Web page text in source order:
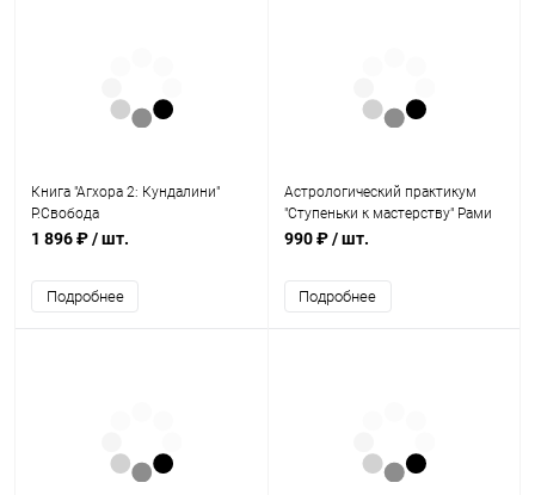
Книга "Агхора 2: Кундалини"
Р.Свобода
1 896 ₽/ шт.
Подробнее
Астрологический практикум
"Ступеньки к мастерству" Рами
Блект
990 ₽/ шт.
Подробнее